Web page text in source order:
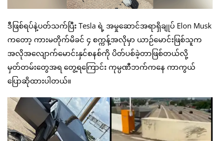
ဒီဖြစ်ရပ်နဲ့ပတ်သက်ပြီး Tesla ရဲ့ အမှုဆောင်အရာရှိချုပ် Elon Musk
ကတော့ ကားမတိုက်မိခင် ၄ စက္ကန့်အလိုမှာ ယာဉ်မောင်းဖြစ်သူက
အလိုအလျောက်မောင်းနှင်စနစ်ကို ပိတ်ပစ်ခဲ့တာဖြစ်တယ်လို့
မှတ်တမ်းတွေအရ တွေ့ရကြောင်း ကုမ္ပဏီဘက်ကနေ ကာကွယ်
ပြောဆိုထားပါတယ်။